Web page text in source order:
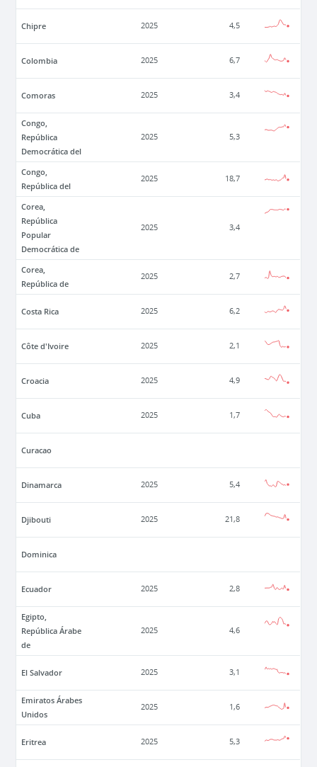
Chipre 2025 4,5
Colombia 2025 6,7
Comoras 2025 3,4
Congo,
República
Democrática del
2025 5,3
Congo,
República del
2025 18,7
Corea,
República
Popular
Democrática de
2025 3,4
Corea,
República de
2025 2,7
Costa Rica 2025 6,2
Côte d'Ivoire 2025 2,1
Croacia 2025 4,9
Cuba 2025 1,7
Curacao
Dinamarca 2025 5,4
Djibouti 2025 21,8
Dominica
Ecuador 2025 2,8
Egipto,
República Árabe
de
2025 4,6
El Salvador 2025 3,1
Emiratos Árabes
Unidos
2025 1,6
Eritrea 2025 5,3